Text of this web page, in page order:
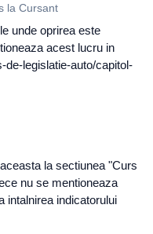
la Cursant
unde oprirea este
acest lucru in
de-legislatie-auto/capitol-
la sectiunea "Curs
nu se mentioneaza
intalnirea indicatorului